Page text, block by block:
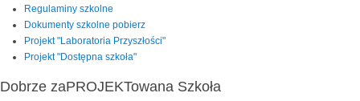
Regulaminy szkolne
Dokumenty szkolne pobierz
Projekt "Laboratoria Przyszłości"
Projekt "Dostępna szkoła"
Dobrze zaPROJEKTowana Szkoła